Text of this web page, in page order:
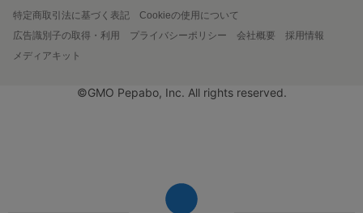
特定商取引法に基づく表記
Cookieの使用について
広告識別子の取得・利用
プライバシーポリシー 会社概要
採用情報
メディアキット
©GMO Pepabo, Inc. All rights reserved.